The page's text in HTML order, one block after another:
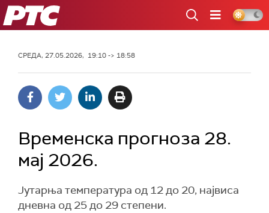
РТС
СРЕДА, 27.05.2026, 19:10 -> 18:58
Временска прогноза 28.
мај 2026.
Јутарња температура од 12 до 20, највиса
дневна од 25 до 29 степени.